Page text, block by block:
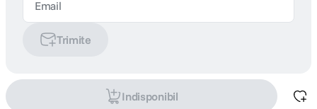
Trimite
Indisponibil